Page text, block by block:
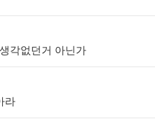
각없던거 아닌가
라